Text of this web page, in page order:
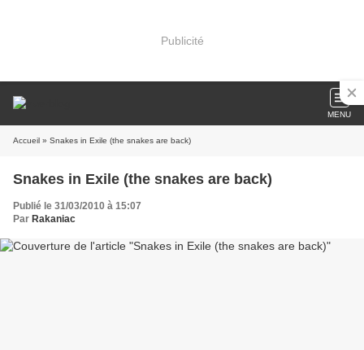
Publicité
MENU
Accueil » Snakes in Exile (the snakes are back)
Snakes in Exile (the snakes are back)
Publié le 31/03/2010 à 15:07
Par Rakaniac